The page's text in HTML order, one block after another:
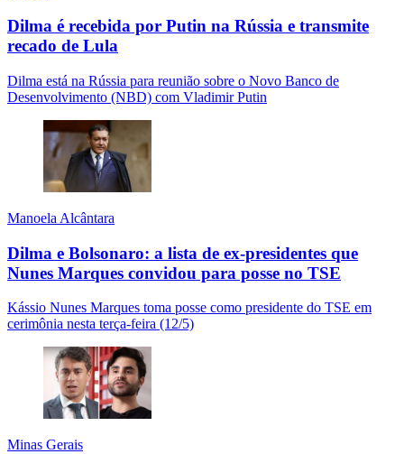
Dilma é recebida por Putin na Rússia e transmite
recado de Lula
Dilma está na Rússia para reunião sobre o Novo Banco de
Desenvolvimento (NBD) com Vladimir Putin
Manoela Alcântara
Dilma e Bolsonaro: a lista de ex-presidentes que
Nunes Marques convidou para posse no TSE
Kássio Nunes Marques toma posse como presidente do TSE em
cerimônia nesta terça-feira (12/5)
Minas Gerais